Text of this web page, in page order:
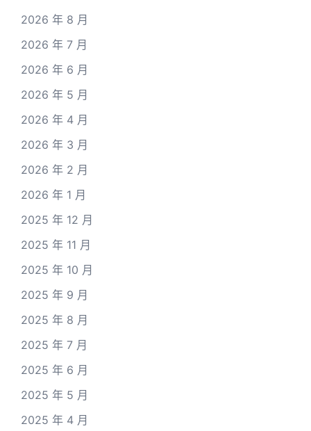
2026 年 8 月
2026 年 7 月
2026 年 6 月
2026 年 5 月
2026 年 4 月
2026 年 3 月
2026 年 2 月
2026 年 1 月
2025 年 12 月
2025 年 11 月
2025 年 10 月
2025 年 9 月
2025 年 8 月
2025 年 7 月
2025 年 6 月
2025 年 5 月
2025 年 4 月